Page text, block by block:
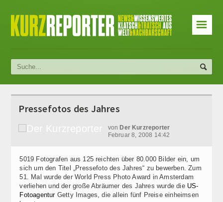
☰
Pressefotos des Jahres
von Der Kurzreporter
Februar 8, 2008 14:42
5019 Fotografen aus 125 reichten über 80.000 Bilder ein, um
sich um den Titel „Pressefoto des Jahres“ zu bewerben. Zum
51. Mal wurde der World Press Photo Award in Amsterdam
verliehen und der große Abräumer des Jahres wurde die US-
FotoagenturGetty Images, die allein fünf Preise einheimsen